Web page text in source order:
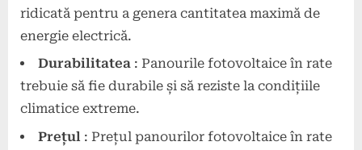
ridicată pentru a genera cantitatea maximă de
energie electrică.
Durabilitatea : Panourile fotovoltaice în rate
trebuie să fie durabile și să reziste la condițiile
climatice extreme.
Prețul : Prețul panourilor fotovoltaice în rate